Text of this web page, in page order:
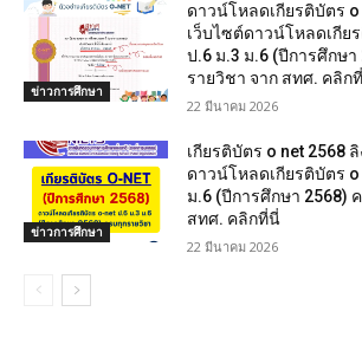
ข่าวการศึกษา
ดาวน์โหลดเกียรติบัตร o
เว็บไซต์ดาวน์โหลดเกีย
ป.6 ม.3 ม.6 (ปีการศึกษ
รายวิชา จาก สทศ. คลิก
22 มีนาคม 2026
ข่าวการศึกษา
เกียรติบัตร o net 2568
ดาวน์โหลดเกียรติบัตร o
ม.6 (ปีการศึกษา 2568)
สทศ. คลิกที่นี่
22 มีนาคม 2026